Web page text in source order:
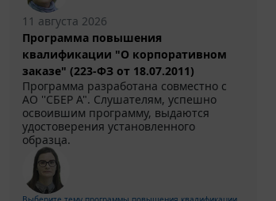
11 августа 2026
Программа повышения
квалификации "О корпоративном
заказе" (223-ФЗ от 18.07.2011)
Программа разработана совместно с
АО ''СБЕР А". Слушателям, успешно
освоившим программу, выдаются
удостоверения установленного
образца.